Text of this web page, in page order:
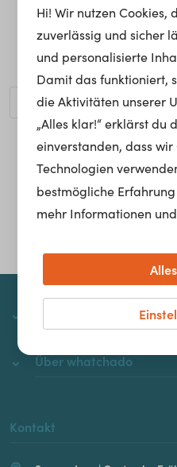
Ups, die gewünschte Seite
Möchtest du nach einem
Über whatchado
Kontakt
Hi! Wir nutzen Cookies,
zuverlässig und sicher
und personalisierte
Damit das funktioniert,
die Aktivitäten unserer
„Alles klar!“ erklärst du
einverstanden, dass
Technologien
bestmögliche
mehr Informationen